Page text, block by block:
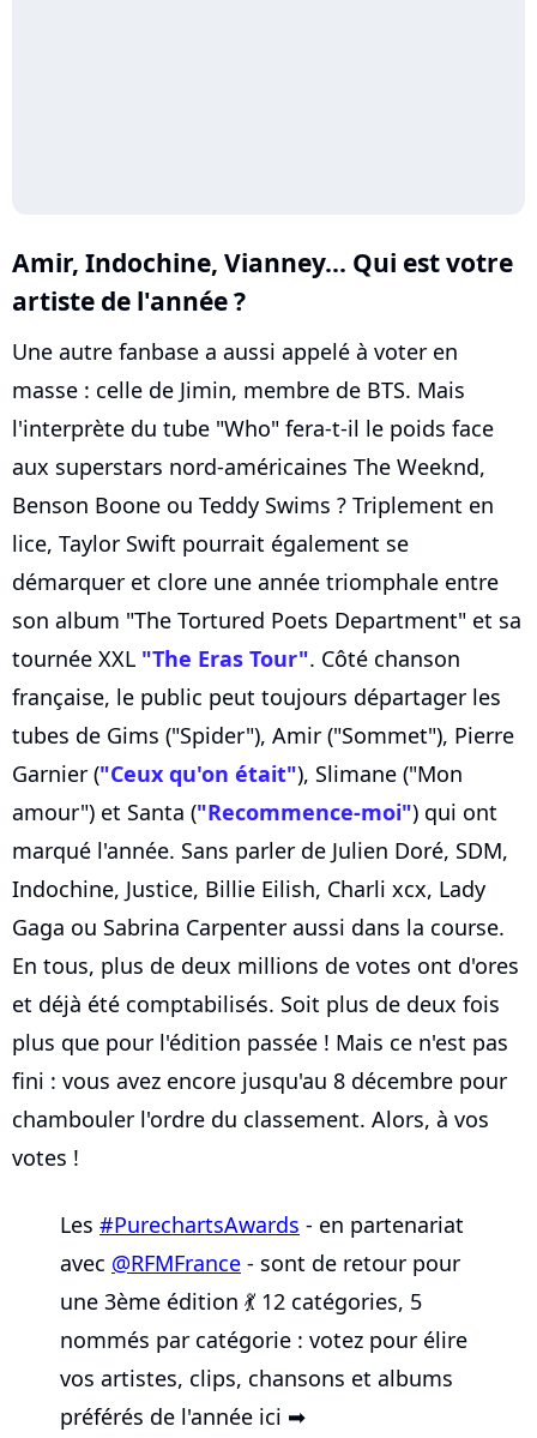
Amir, Indochine, Vianney... Qui est votre
artiste de l'année ?
Une autre fanbase a aussi appelé à voter en
masse : celle de Jimin, membre de BTS. Mais
l'interprète du tube "Who" fera-t-il le poids face
aux superstars nord-américaines The Weeknd,
Benson Boone ou Teddy Swims ? Triplement en
lice, Taylor Swift pourrait également se
démarquer et clore une année triomphale entre
son album "The Tortured Poets Department" et sa
tournée XXL "The Eras Tour". Côté chanson
française, le public peut toujours départager les
tubes de Gims ("Spider"), Amir ("Sommet"), Pierre
Garnier ("Ceux qu'on était"), Slimane ("Mon
amour") et Santa ("Recommence-moi") qui ont
marqué l'année. Sans parler de Julien Doré, SDM,
Indochine, Justice, Billie Eilish, Charli xcx, Lady
Gaga ou Sabrina Carpenter aussi dans la course.
En tous, plus de deux millions de votes ont d'ores
et déjà été comptabilisés. Soit plus de deux fois
plus que pour l'édition passée ! Mais ce n'est pas
fini : vous avez encore jusqu'au 8 décembre pour
chambouler l'ordre du classement. Alors, à vos
votes !
Les #PurechartsAwards - en partenariat
avec @RFMFrance - sont de retour pour
une 3ème édition 💃 12 catégories, 5
nommés par catégorie : votez pour élire
vos artistes, clips, chansons et albums
préférés de l'année ici ➡